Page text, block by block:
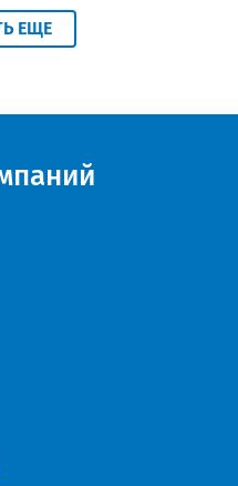
классы от ведущих
прошлых лет и
Оренбургской
фестиваля, эстрадный
конкурса страны
телевизионных проектов
«Голос страны» Алексей
ЕЩЕ